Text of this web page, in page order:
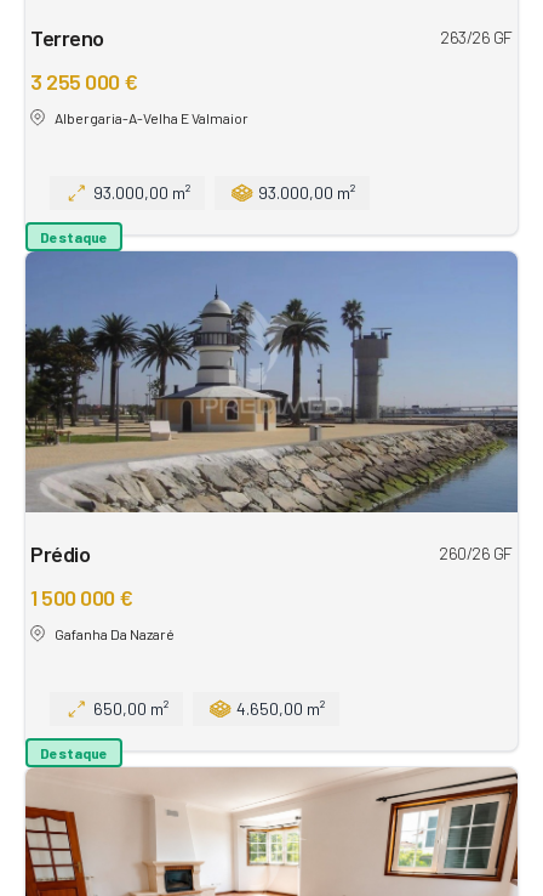
Terreno 263/26 GF
3 255 000 €
Albergaria-A-Velha E Valmaior
93.000,00 m² 93.000,00 m²
Destaque
Prédio 260/26 GF
1 500 000 €
Gafanha Da Nazaré
650,00 m² 4.650,00 m²
Destaque